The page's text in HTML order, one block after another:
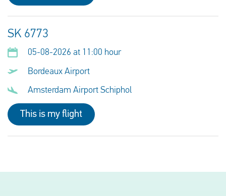
SK 6773
05-08-2026 at 11:00 hour
Bordeaux Airport
Amsterdam Airport Schiphol
This is my flight